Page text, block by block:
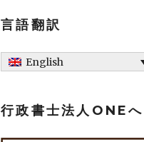
言語翻訳
English
行政書士法人ONEへ